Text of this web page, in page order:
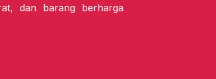
dan barang berharga